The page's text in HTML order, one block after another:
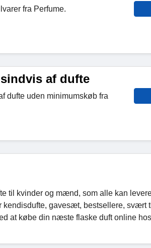
fra Perfume.
af dufte
dufte uden minimumskøb fra
til kvinder og mænd, som alle kan
kendisdufte, gavesæt, bestsellere, svært
at købe din næste flaske duft online